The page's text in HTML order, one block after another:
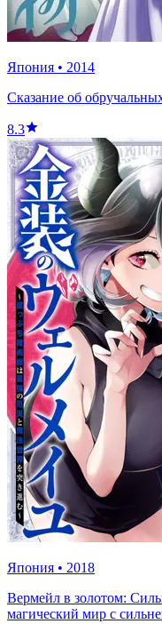
Япония • 2014
Сказание об
8.3
Япония • 2018
Вермейл в золотом:
магический мир с